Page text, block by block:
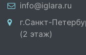
info@iglara.ru
г.Санкт-
(2 этаж)